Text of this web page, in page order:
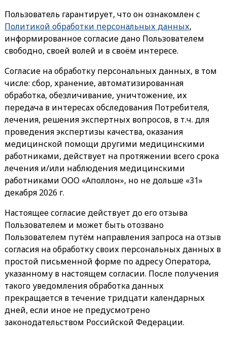
Пользователь гарантирует, что он ознакомлен с
Политикой обработки персональных данных,
информированное согласие дано Пользователем
свободно, своей волей и в своём интересе.
Согласие на обработку персональных данных, в том
числе: сбор, хранение, автоматизированная
обработка, обезличивание, уничтожение, их
передача в интересах обследования Потребителя,
лечения, решения экспертных вопросов, в т.ч. для
проведения экспертизы качества, оказания
медицинской помощи другими медицинскими
работниками, действует на протяжении всего срока
лечения и/или наблюдения медицинскими
работниками ООО «Аполлон», но не дольше «31»
декабря 2026 г.
Настоящее согласие действует до его отзыва
Пользователем и может быть отозвано
Пользователем путём направления запроса на отзыв
согласия на обработку своих персональных данных в
простой письменной форме по адресу Оператора,
указанному в настоящем согласии. После получения
такого уведомления обработка данных
прекращается в течение тридцати календарных
дней, если иное не предусмотрено
законодательством Российской Федерации.